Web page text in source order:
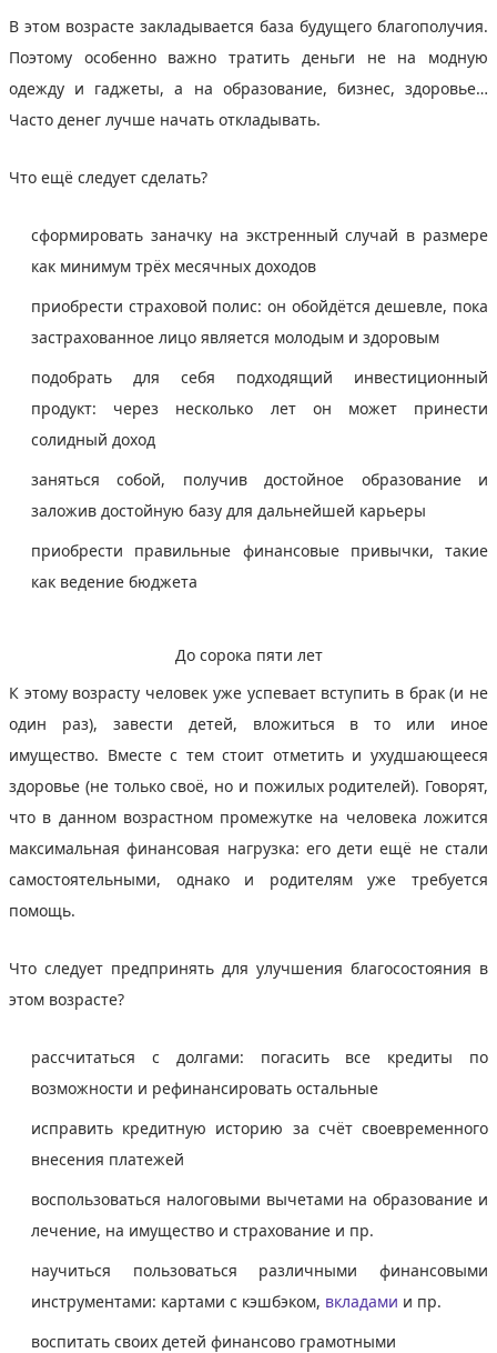
В этом возрасте закладывается база будущего благополучия.
Поэтому особенно важно тратить деньги не на модную
одежду и гаджеты, а на образование, бизнес, здоровье…
Часто денег лучше начать откладывать.
Что ещё следует сделать?
сформировать заначку на экстренный случай в размере
как минимум трёх месячных доходов
приобрести страховой полис: он обойдётся дешевле, пока
застрахованное лицо является молодым и здоровым
подобрать для себя подходящий инвестиционный
продукт: через несколько лет он может принести
солидный доход
заняться собой, получив достойное образование и
заложив достойную базу для дальнейшей карьеры
приобрести правильные финансовые привычки, такие
как ведение бюджета
До сорока пяти лет
К этому возрасту человек уже успевает вступить в брак (и не
один раз), завести детей, вложиться в то или иное
имущество. Вместе с тем стоит отметить и ухудшающееся
здоровье (не только своё, но и пожилых родителей). Говорят,
что в данном возрастном промежутке на человека ложится
максимальная финансовая нагрузка: его дети ещё не стали
самостоятельными, однако и родителям уже требуется
помощь.
Что следует предпринять для улучшения благосостояния в
этом возрасте?
рассчитаться с долгами: погасить все кредиты по
возможности и рефинансировать остальные
исправить кредитную историю за счёт своевременного
внесения платежей
воспользоваться налоговыми вычетами на образование и
лечение, на имущество и страхование и пр.
научиться пользоваться различными финансовыми
инструментами: картами с кэшбэком, вкладами и пр.
воспитать своих детей финансово грамотными